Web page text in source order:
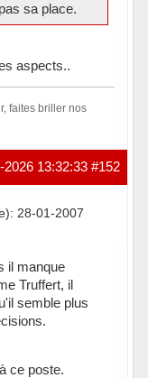
sa place.
aspects..
faites briller nos
#152
2026 13:32:33
28-01-2007
il manque
Truffert, il
semble plus
ce poste.